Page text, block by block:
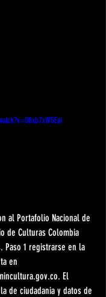
al Portafolio Nacional de
de Culturas Colombia
Paso 1 registrarse en la
en
El
de ciudadania y datos de